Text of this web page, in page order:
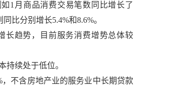
1月商品消费交易笔数同比增长了
比分别增长5.4%和8.6%。
长趋势，目前服务消费增势总体较
持续处于低位。
，不含房地产业的服务业中长期贷款